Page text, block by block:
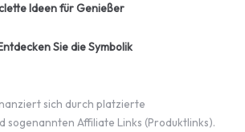
Ideen für Genießer
Sie die Symbolik
sich durch platzierte
sogenannten Affiliate Links (Produktlinks).